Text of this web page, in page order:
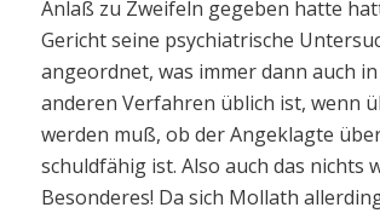
Anlaß zu Zweifeln gegeben hatte
Gericht seine psychiatrische
angeordnet, was immer dann auch
anderen Verfahren üblich ist, wenn
werden muß, ob der Angeklagte
schuldfähig ist. Also auch das nichts
Besonderes! Da sich Mollath